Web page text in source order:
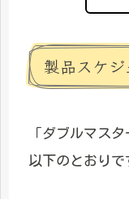
製品スケジ
「ダブルマス
以下のとおりで